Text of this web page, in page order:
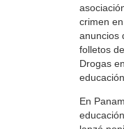
crimen
anuncios
folletos
Drogas
En